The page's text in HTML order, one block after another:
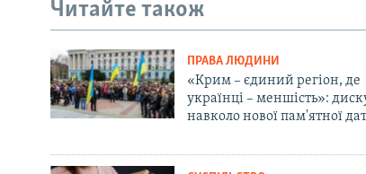
Читайте також
ПРАВА ЛЮДИНИ
«Крим – єдиний регіон, де
українці – меншість»:
навколо нової пам'ятної